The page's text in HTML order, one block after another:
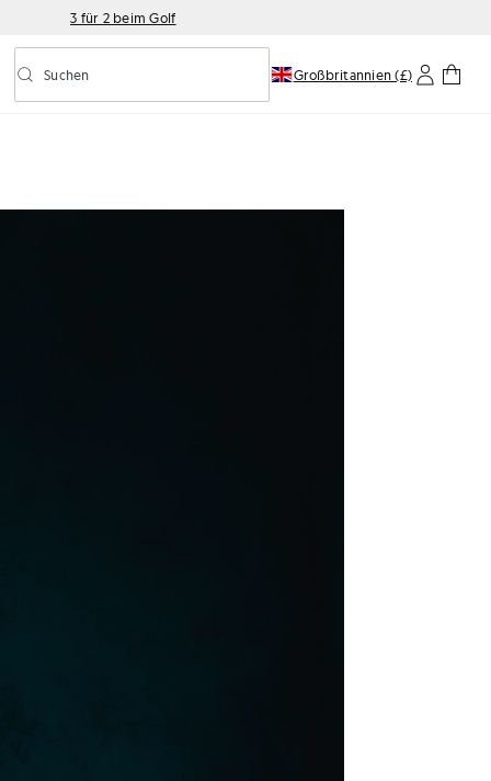
3 für 2 beim Golf
Vorausschauende Suche ein-/ausschalten
Suchen Großbritannien (£)